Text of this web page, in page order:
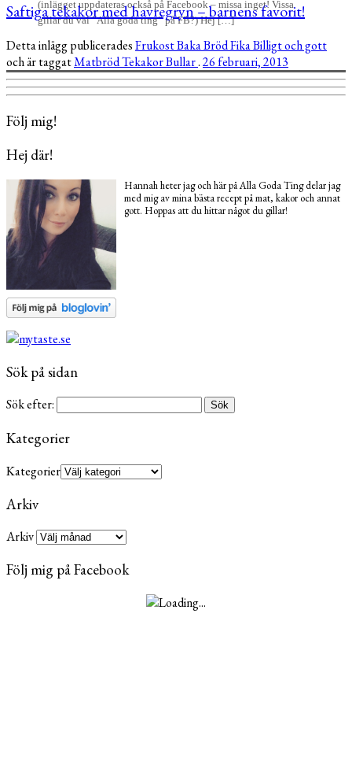
(inlägget uppdateras också på Facebook – missa inget! Vissa
gillar du väl ”Alla goda ting” på FB?) Hej […]
Saftiga tekakor med havregryn – barnens favorit!
Detta inlägg publiceradesFrukostBakaBrödFikaBilligt och gott
och är taggatMatbrödTekakorBullar.26 februari, 2013
Följ mig!
Hej där!
Hannah heter jag och här på Alla Goda Ting delar jag
med mig av mina bästa recept på mat, kakor och annat
gott. Hoppas att du hittar något du gillar!
Sök på sidan
Sök efter:
Kategorier
Kategorier
Arkiv
Arkiv
Följ mig på Facebook